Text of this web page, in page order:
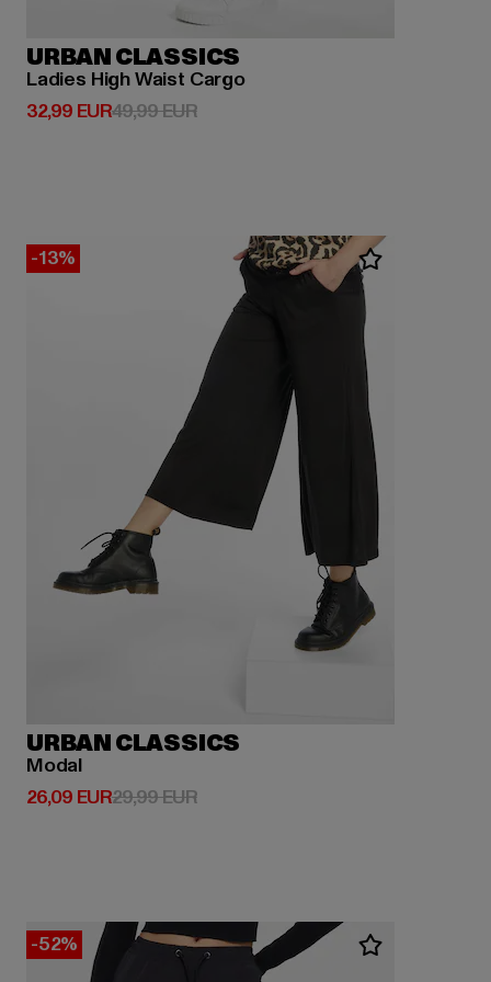
URBAN CLASSICS
Ladies High Waist Cargo
32,99 EUR
Derzeitiger Preis: 32,99 EUR
49,99 EURAktionspreis: 49,99 EUR
-13%
URBAN CLASSICS
Modal
26,09 EUR
Derzeitiger Preis: 26,09 EUR
29,99 EURAktionspreis: 29,99 EUR
-52%